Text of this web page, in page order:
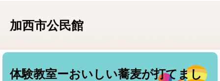
加西市公民館
本
体験教室ーおいしい蕎麦が打てまし